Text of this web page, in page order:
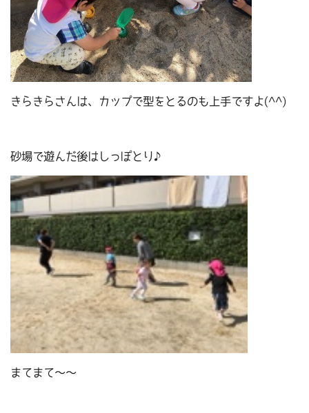
きらきらさんは、カップで型をとるのも上手ですよ(^^)
砂場で遊んだ後はしっぽとり♪
まてまて～～